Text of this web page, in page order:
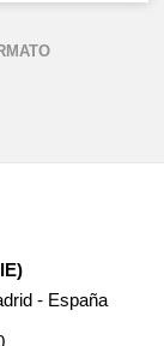
- España